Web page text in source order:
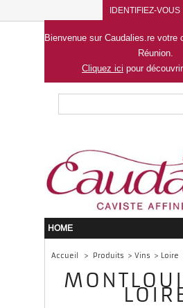
IDENTIFIEZ-VOUS
Bienvenue sur Caudalies.re votre
Réunion.
Cliquez ici pour
HOME
Accueil > Produits > Vins > Loire